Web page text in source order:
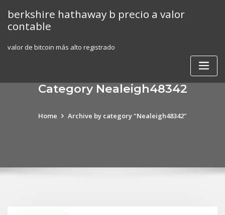
content
berkshire hathaway b precio a valor
contable
valor de bitcoin más alto registrado
Category Nealeigh48342
Home Archive by category "Nealeigh48342"